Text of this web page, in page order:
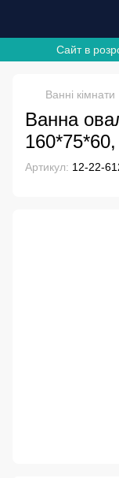
Сайт в
Ванні кімнати
Ванна
Артикул: 12-22-